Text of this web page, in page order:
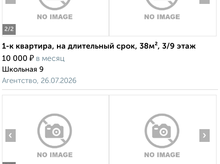
2/2
1-к квартира, на длительный срок, 38м², 3/9 этаж
10 000 ₽ в месяц
Школьная 9
Агентство, 26.07.2026
‹ ›